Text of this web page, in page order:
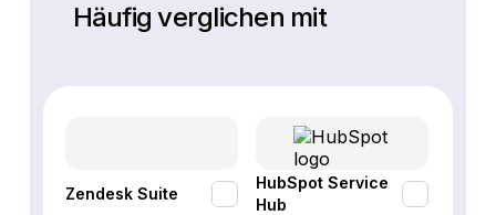
Häufig verglichen mit
Zendesk Suite
HubSpot Service
Hub